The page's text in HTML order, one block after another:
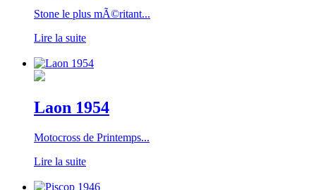
Stone le plus mÃ©ritant...
Lire la suite
Laon 1954
Motocross de Printemps...
Lire la suite